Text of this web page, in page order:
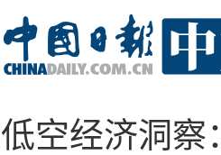
低空经济洞察